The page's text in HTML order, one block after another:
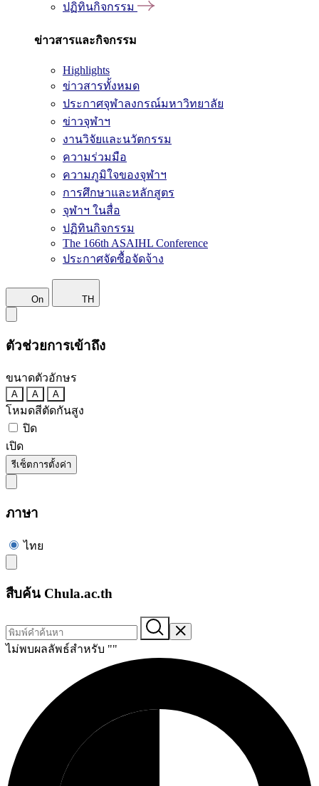
ปฏิทินกิจกรรม
ข่าวสารและกิจกรรม
Highlights
ข่าวสารทั้งหมด
ประกาศจุฬาลงกรณ์มหาวิทยาลัย
ข่าวจุฬาฯ
งานวิจัยและนวัตกรรม
ความร่วมมือ
ความภูมิใจของจุฬาฯ
การศึกษาและหลักสูตร
จุฬาฯ ในสื่อ
ปฏิทินกิจกรรม
The 166th ASAIHL Conference
ประกาศจัดซื้อจัดจ้าง
On TH
ตัวช่วยการเข้าถึง
ขนาดตัวอักษร
A A A
โหมดสีตัดกันสูง
ปิด
เปิด
รีเซ็ตการตั้งค่า
ภาษา
ไทย
สืบค้น Chula.ac.th
ไม่พบผลลัพธ์สำหรับ ""